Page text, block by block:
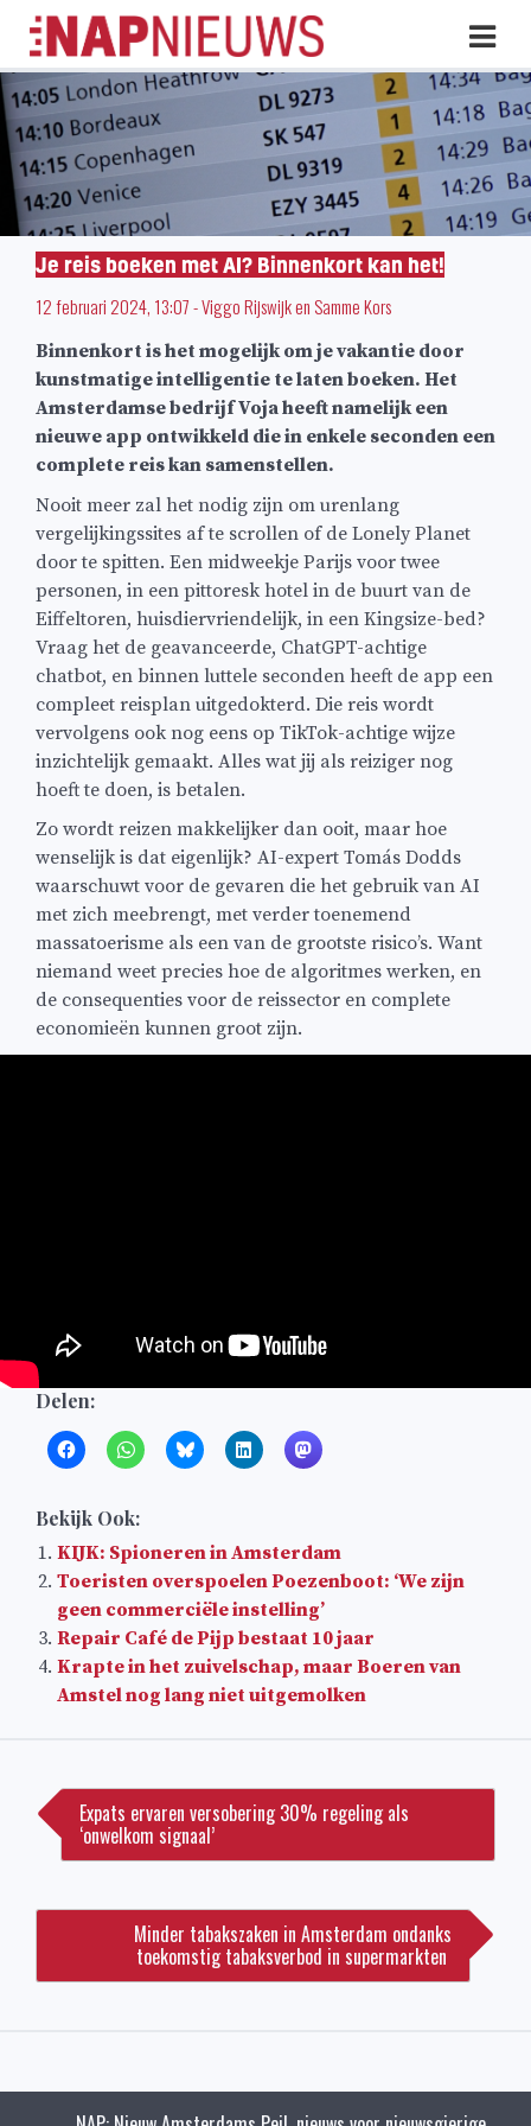
Skip
naar
inhoud
Je reis boeken met AI? Binnenkort kan het!
12 februari 2024, 13:07-Viggo Rijswijken Samme Kors
Binnenkort is het mogelijk om je vakantie door
kunstmatige intelligentie te laten boeken. Het
Amsterdamse bedrijf Voja heeft namelijk een
nieuwe app ontwikkeld die in enkele seconden een
complete reis kan samenstellen.
Nooit meer zal het nodig zijn om urenlang
vergelijkingssites af te scrollen of de Lonely Planet
door te spitten. Een midweekje Parijs voor twee
personen, in een pittoresk hotel in de buurt van de
Eiffeltoren, huisdiervriendelijk, in een Kingsize-bed?
Vraag het de geavanceerde, ChatGPT-achtige
chatbot, en binnen luttele seconden heeft de app een
compleet reisplan uitgedokterd. Die reis wordt
vervolgens ook nog eens op TikTok-achtige wijze
inzichtelijk gemaakt. Alles wat jij als reiziger nog
hoeft te doen, is betalen.
Zo wordt reizen makkelijker dan ooit, maar hoe
wenselijk is dat eigenlijk? AI-expert Tomás Dodds
waarschuwt voor de gevaren die het gebruik van AI
met zich meebrengt, met verder toenemend
massatoerisme als een van de grootste risico’s. Want
niemand weet precies hoe de algoritmes werken, en
de consequenties voor de reissector en complete
economieën kunnen groot zijn.
Delen:
Bekijk Ook:
KIJK: Spioneren in Amsterdam
Toeristen overspoelen Poezenboot: ‘We zijn
geen commerciële instelling’
Repair Café de Pijp bestaat 10 jaar
Krapte in het zuivelschap, maar Boeren van
Amstel nog lang niet uitgemolken
navigatie
Expats ervaren versobering 30% regeling als
‘onwelkom signaal’
Minder tabakszaken in Amsterdam ondanks
toekomstig tabaksverbod in supermarkten